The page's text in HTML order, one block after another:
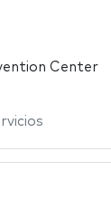
Center